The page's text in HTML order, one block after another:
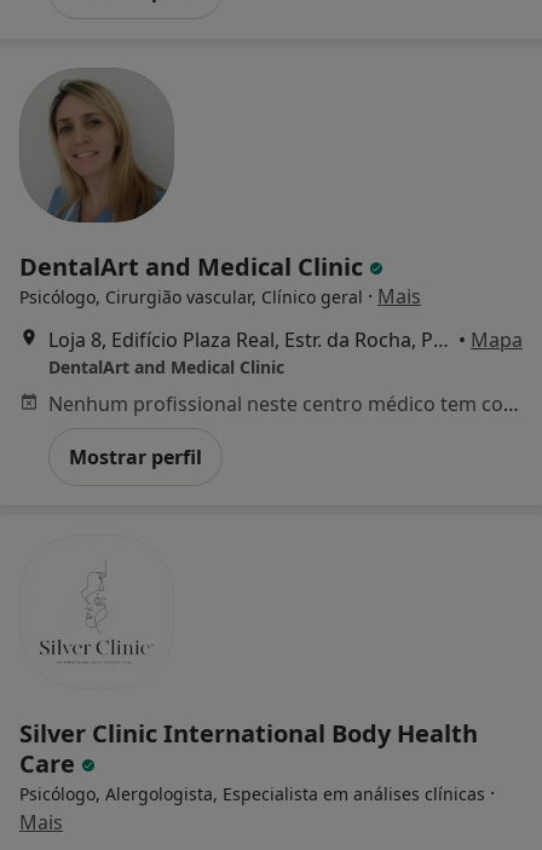
DentalArt and Medical Clinic
Psicólogo, Cirurgião vascular, Clínico geral · Mais
Loja 8, Edifício Plaza Real, Estr. da Rocha, Portimão • Mapa
DentalArt and Medical Clinic
Nenhum profissional neste centro médico tem consultas disponíveis
Mostrar perfil
Silver Clinic International Body Health
Care
Psicólogo, Alergologista, Especialista em análises clínicas ·
Mais